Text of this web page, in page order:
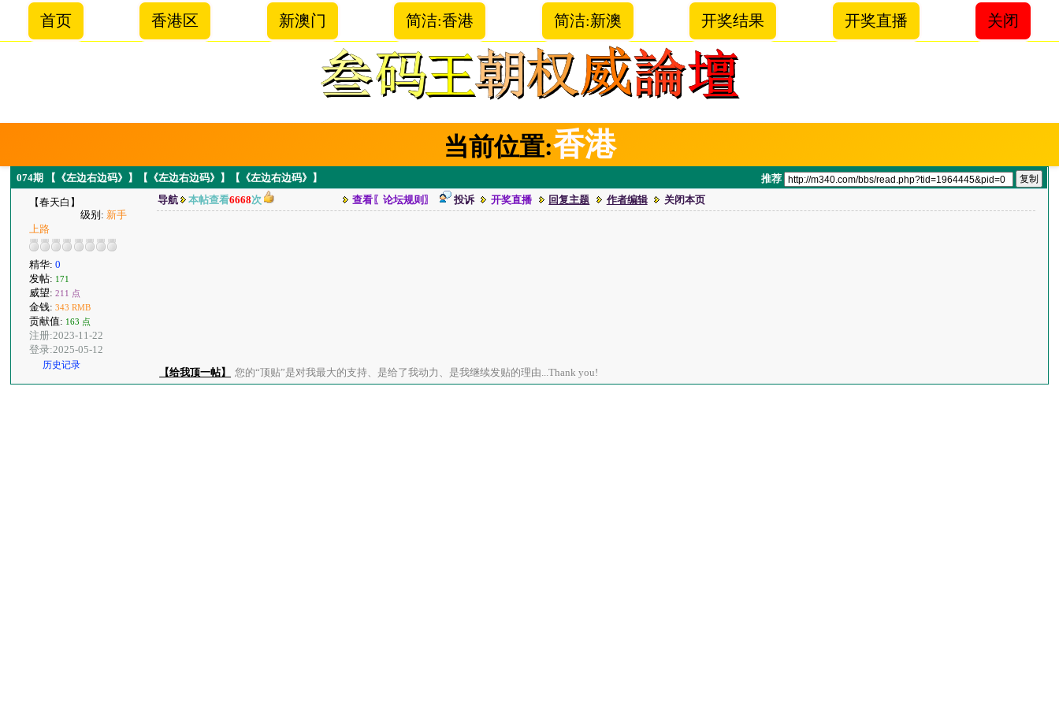
首页 香港区 新澳门 简洁:香港 简洁:新澳 开奖结果 开奖直播 关闭
当前位置:香港
074期 【《左边右边码》】【《左边右边码》】【《左边右边码》】 推荐
【春天白】
级别: 新手
上路
精华:0
发帖: 171
威望:211 点
金钱:343 RMB
贡献值: 163 点
注册:2023-11-22
登录:2025-05-12
历史记录
导航 本帖查看6668次 查看〖论坛规则〗 投诉 开奖直播 回复主题 作者编辑 关闭本页
【给我顶一帖】 您的“顶贴”是对我最大的支持、是给了我动力、是我继续发贴的理由...Thank you!